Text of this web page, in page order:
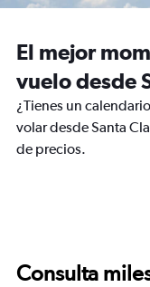
El mejor
vuelo desde
¿Tienes un
volar desde Santa
de precios.
Consulta